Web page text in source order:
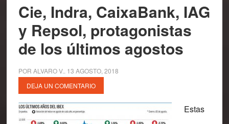
Cie, Indra, CaixaBank, IAG
y Repsol, protagonistas
de los últimos agostos
POR ALVARO V. 13 AGOSTO, 2018
DEJA UN COMENTARIO
Estas